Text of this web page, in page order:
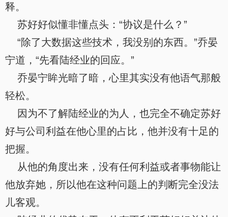
释。
苏好好似懂非懂点头：“协议是什么？”
“除了大数据这些技术，我没别的东西。”乔晏
宁道，“先看陆经业的回应。”
乔晏宁眸光暗了暗，心里其实没有他语气那般
轻松。
因为不了解陆经业的为人，也完全不确定苏好
好与公司利益在他心里的占比，他并没有十足的
把握。
从他的角度出来，没有任何利益或者事物能让
他放弃她，所以他在这种问题上的判断完全没法
儿客观。